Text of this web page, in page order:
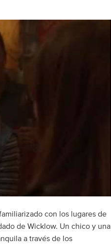
con los lugares de
de Wicklow. Un chico y una
a través de los